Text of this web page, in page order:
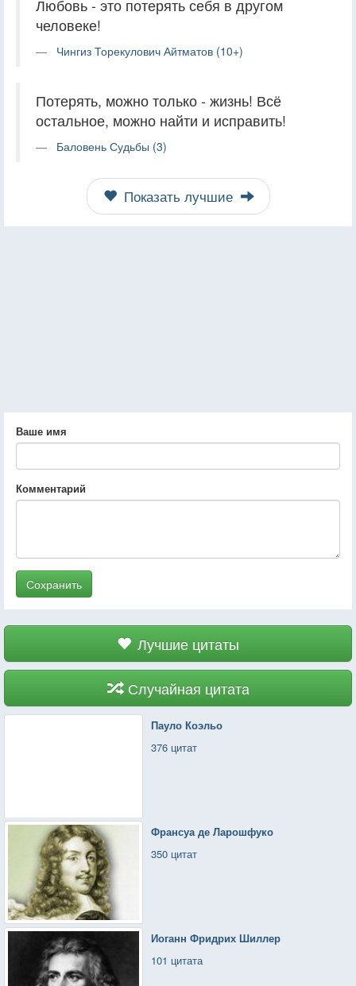
Любовь - это потерять себя в другом
человеке!
Чингиз Торекулович Айтматов (10+)
Потерять, можно только - жизнь! Всё
остальное, можно найти и исправить!
Баловень Судьбы (3)
Показать лучшие
Ваше имя
Комментарий
Сохранить
Лучшие цитаты
Случайная цитата
Пауло Коэльо
376 цитат
Франсуа де Ларошфуко
350 цитат
Иоганн Фридрих Шиллер
101 цитата